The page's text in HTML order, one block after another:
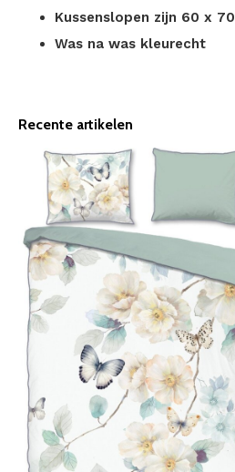
Kussenslopen zijn 60 x 70
Was na was kleurecht
Recente artikelen